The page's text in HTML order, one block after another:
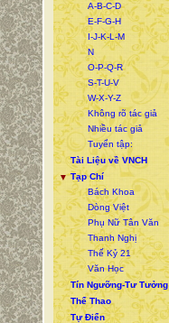
A-B-C-D
E-F-G-H
I-J-K-L-M
N
O-P-Q-R
S-T-U-V
W-X-Y-Z
Không rõ tác giả
Nhiều tác giả
Tuyển tập:
Tài Liệu về VNCH
▼ Tạp Chí
Bách Khoa
Dòng Việt
Phụ Nữ Tân Văn
Thanh Nghị
Thế Kỷ 21
Văn Học
Tín Ngưỡng-Tư Tưởng
Thể Thao
Tự Điển